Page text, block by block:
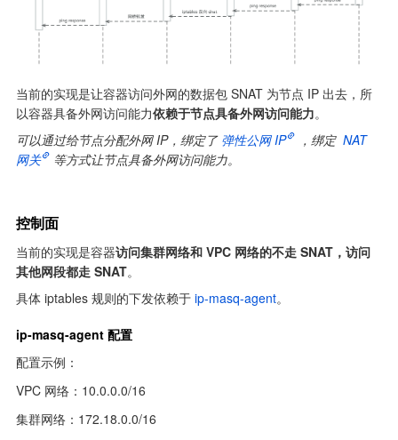
当前的实现是让容器访问外网的数据包 SNAT 为节点 IP 出去，所
以容器具备外网访问能力依赖于节点具备外网访问能力。
可以通过给节点分配外网 IP，绑定了 弹性公网 IP ，绑定 NAT
网关
等方式让节点具备外网访问能力。
控制面
当前的实现是容器访问集群网络和 VPC 网络的不走 SNAT，访问
其他网段都走 SNAT。
具体 iptables 规则的下发依赖于 ip-masq-agent。
ip-masq-agent 配置
配置示例：
VPC 网络：10.0.0.0/16
集群网络：172.18.0.0/16